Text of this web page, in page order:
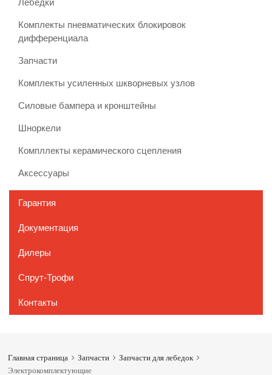
Комплекты пневматических блокировок
дифференциала
Запчасти
Комплекты усиленных шкворневых узлов
Силовые бампера и кронштейны
Шноркели
Компллекты керамического сцепления
Аксессуары
Гарантия
Документация
Дилеры
Спрут-Трофи
Контакты
Главная страница Запчасти
Запчасти для лебедок
Электрокомплектующие